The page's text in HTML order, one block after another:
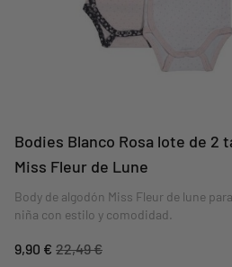
Bodies Blanco Rosa lote de 2
Miss Fleur de Lune
Body de algodón Miss Fleur de lune
niña con estilo y comodidad.
9,90 € 22,49 €